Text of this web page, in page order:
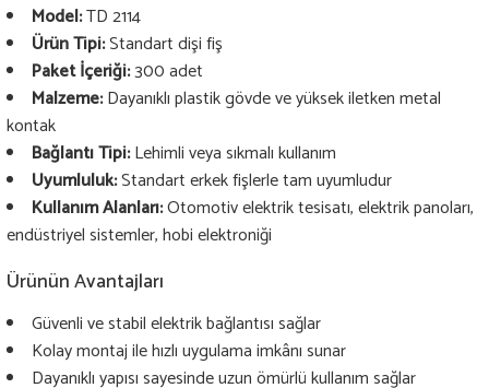
Model:TD 2114
Ürün Tipi:Standart dişi fiş
Paket İçeriği:300 adet
Malzeme:Dayanıklı plastik gövde ve yüksek iletken metal
kontak
Bağlantı Tipi:Lehimli veya sıkmalı kullanım
Uyumluluk:Standart erkek fişlerle tam uyumludur
Kullanım Alanları:Otomotiv elektrik tesisatı, elektrik panoları,
endüstriyel sistemler, hobi elektroniği
Ürünün Avantajları
Güvenli ve stabil elektrik bağlantısı sağlar
Kolay montaj ile hızlı uygulama imkânı sunar
Dayanıklı yapısı sayesinde uzun ömürlü kullanım sağlar